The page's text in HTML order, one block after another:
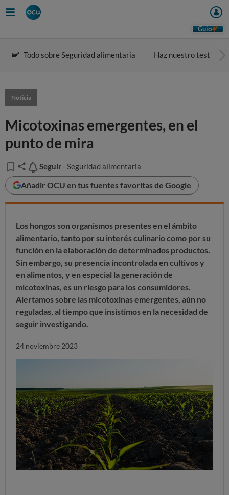
Guio
Todo sobre Seguridad alimentaria Haz nuestro test
Noticia
Micotoxinas emergentes, en el
punto de mira
Seguir
Seguir - Seguridad alimentaria
Añadir OCU en tus fuentes favoritas de Google
Los hongos son organismos presentes en el ámbito
alimentario, tanto por su interés culinario como por su
función en la elaboración de determinados productos.
Sin embargo, su presencia incontrolada en cultivos y
en alimentos, y en especial la generación de
micotoxinas, es un riesgo para los consumidores.
Alertamos sobre las micotoxinas emergentes, aún no
reguladas, al tiempo que insistimos en la necesidad de
seguir investigando.
24 noviembre 2023